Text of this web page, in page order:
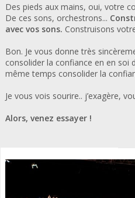
Des pieds aux mains, oui, votre
De ces sons, orchestrons...
avec vos sons. Construisons
Bon. Je vous donne très
consolider la confiance en en soi
même temps consolider la
Je vous vois sourire.. j’exagère,
Alors, venez essayer !